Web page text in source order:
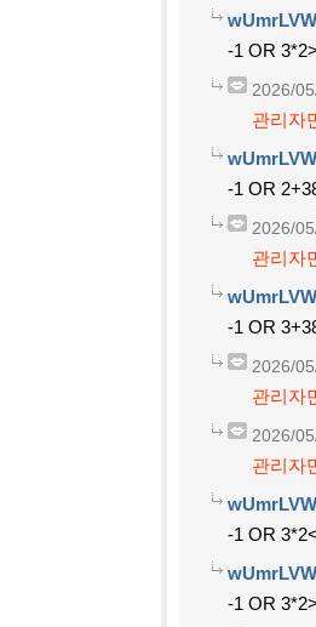
-1 OR
2026/
관리자
-1 OR
2026/
관리자
-1 OR
2026/
관리자
2026/
관리자
-1 OR
-1 OR